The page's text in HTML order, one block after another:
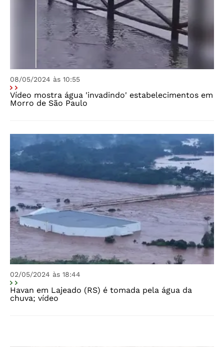
08/05/2024 às 10:55
Vídeo mostra água 'invadindo' estabelecimentos em
Morro de São Paulo
02/05/2024 às 18:44
Havan em Lajeado (RS) é tomada pela água da
chuva; vídeo